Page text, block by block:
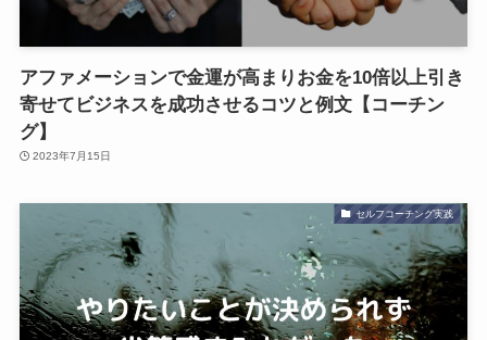
アファメーションで金運が高まりお金を10倍以上引き
寄せてビジネスを成功させるコツと例文【コーチン
グ】
2023年7月15日
セルフコーチング実践